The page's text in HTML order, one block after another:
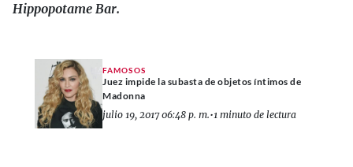
Hippopotame Bar.
FAMOSOS
Juez impide la subasta de objetos íntimos de
Madonna
julio 19, 2017 06:48 p. m.•1 minuto de lectura